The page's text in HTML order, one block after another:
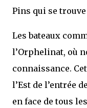
Pins qui se trouve
Les bateaux
l’Orphelinat, où
connaissance.
l’Est de l’entrée
en face de tous